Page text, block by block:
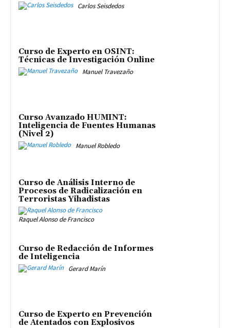
Carlos Seisdedos
Curso de Experto en OSINT:
Técnicas de Investigación Online
Manuel Travezaño
Curso Avanzado HUMINT:
Inteligencia de Fuentes Humanas
(Nivel 2)
Manuel Robledo
Curso de Análisis Interno de
Procesos de Radicalización en
Terroristas Yihadistas
Raquel Alonso de Francisco
Curso de Redacción de Informes
de Inteligencia
Gerard Marín
Curso de Experto en Prevención
de Atentados con Explosivos